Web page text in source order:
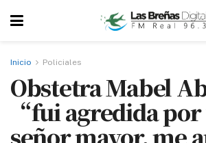
Inicio Policiales
Obstetra Mabel
“fui agredida
señor mayor, me